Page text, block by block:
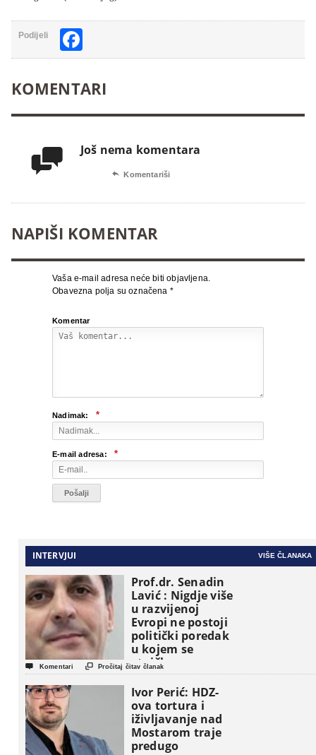
Podijeli
KOMENTARI
 Još nema komentara
 Komentariši
NAPIŠI KOMENTAR
Vaša e-mail adresa neće biti objavljena.
Obavezna polja su označena *
Komentar
Nadimak: *
E-mail adresa: *
INTERVJUI VIŠE ČLANAKA
Prof.dr. Senadin
Lavić : Nigdje više
u razvijenoj
Evropi ne postoji
politički poredak
u kojem se
etničke grupe
pojavljuju kao
osnovne
političke jedinice
 Komentari  Pročitaj čitav članak
Ivor Perić: HDZ-
ova tortura i
iživljavanje nad
Mostarom traje
predugo